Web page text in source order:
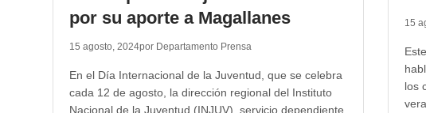
por su aporte a Magallanes
15 agosto, 2024por Departamento Prensa
En el Día Internacional de la Juventud, que se celebra
cada 12 de agosto, la dirección regional del Instituto
Nacional de la Juventud (INJUV), servicio dependiente
15
los